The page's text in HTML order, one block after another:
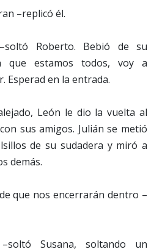
–replicó él.
Roberto. Bebió de su
que estamos todos, voy a
Esperad en la entrada.
León le dio la vuelta al
sus amigos. Julián se metió
de su sudadera y miró a
demás.
que nos encerrarán dentro –
Susana, soltando un